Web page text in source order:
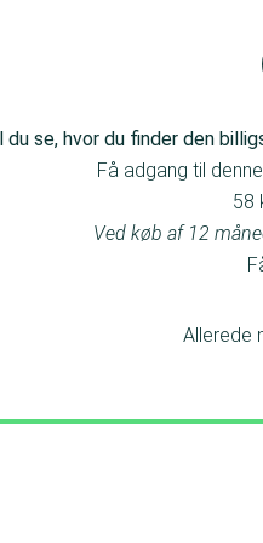
du se, hvor du finder den
Få adgang til
58
Ved køb af 12
Allerede